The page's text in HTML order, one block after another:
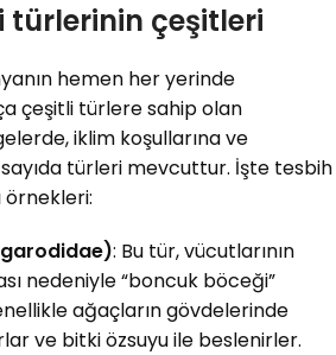
türlerinin çeşitleri
hemen her yerinde
çeşitli türlere sahip olan
iklim koşullarına ve
türleri mevcuttur. İşte tesbih
örnekleri:
: Bu tür, vücutlarının
nedeniyle “boncuk böceği”
ağaçların gövdelerinde
ve bitki özsuyu ile beslenirler.